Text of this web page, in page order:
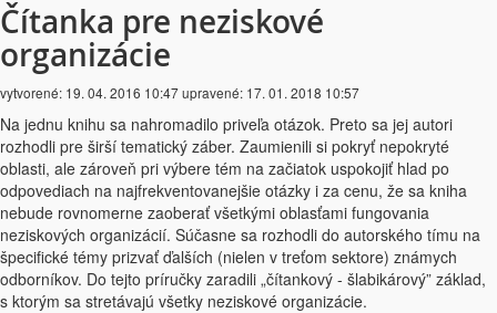
Čítanka pre neziskové
organizácie
vytvorené: 19. 04. 2016 10:47upravené: 17. 01. 2018 10:57
Na jednu knihu sa nahromadilo priveľa otázok. Preto sa jej autori
rozhodli pre širší tematický záber. Zaumienili si pokryť nepokryté
oblasti, ale zároveň pri výbere tém na začiatok uspokojiť hlad po
odpovediach na najfrekventovanejšie otázky i za cenu, že sa kniha
nebude rovnomerne zaoberať všetkými oblasťami fungovania
neziskových organizácií. Súčasne sa rozhodli do autorského tímu na
špecifické témy prizvať ďalších (nielen v treťom sektore) známych
odborníkov. Do tejto príručky zaradili „čítankový - šlabikárový” základ,
s ktorým sa stretávajú všetky neziskové organizácie.